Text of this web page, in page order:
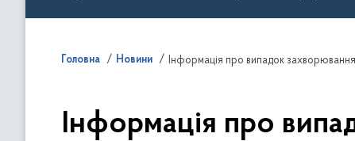
Головна Новини Інформація про випадок
Інформація про